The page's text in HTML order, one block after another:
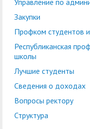
Международная
деятельность
Закупки
Республиканская
Центр тестирования
иностранных
по русскому языку
Центр русского
Управление по
Закупки
Профком студентов
Республиканская
школы
Лучшие студенты
Сведения о доходах
Вопросы ректору
Структура